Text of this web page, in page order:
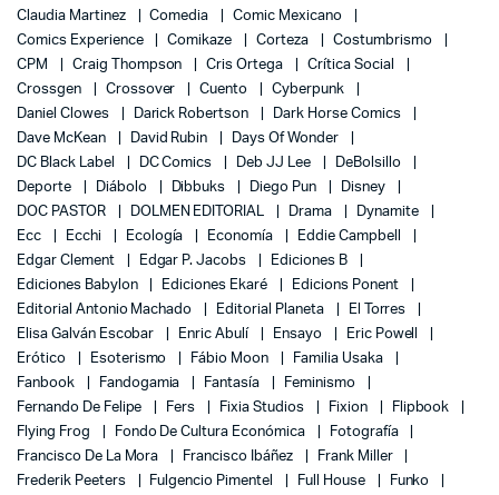
Claudia Martinez
Comedia
Comic Mexicano
Comics Experience
Comikaze Corteza
Costumbrismo
CPM
Craig Thompson Cris Ortega
Crítica Social
Crossgen
Crossover Cuento
Cyberpunk
Daniel Clowes
Darick Robertson
Dark Horse Comics
Dave McKean
David Rubin
Days Of Wonder
DC Black Label
DC Comics Deb JJ Lee
DeBolsillo
Deporte
Diábolo Dibbuks Diego Pun
Disney
DOC PASTOR
DOLMEN EDITORIAL Drama
Dynamite
Ecc
Ecchi Ecología Economía
Eddie Campbell
Edgar Clement
Edgar P. Jacobs
Ediciones B
Ediciones Babylon
Ediciones Ekaré
Edicions Ponent
Editorial Antonio Machado
Editorial Planeta
El Torres
Elisa Galván Escobar
Enric Abulí Ensayo
Eric Powell
Erótico
Esoterismo Fábio Moon
Familia Usaka
Fanbook
Fandogamia Fantasía
Feminismo
Fernando De Felipe
Fers Fixia Studios Fixion
Flipbook
Flying Frog
Fondo De Cultura Económica
Fotografía
Francisco De La Mora
Francisco Ibáñez
Frank Miller
Frederik Peeters
Fulgencio Pimentel Full House
Funko